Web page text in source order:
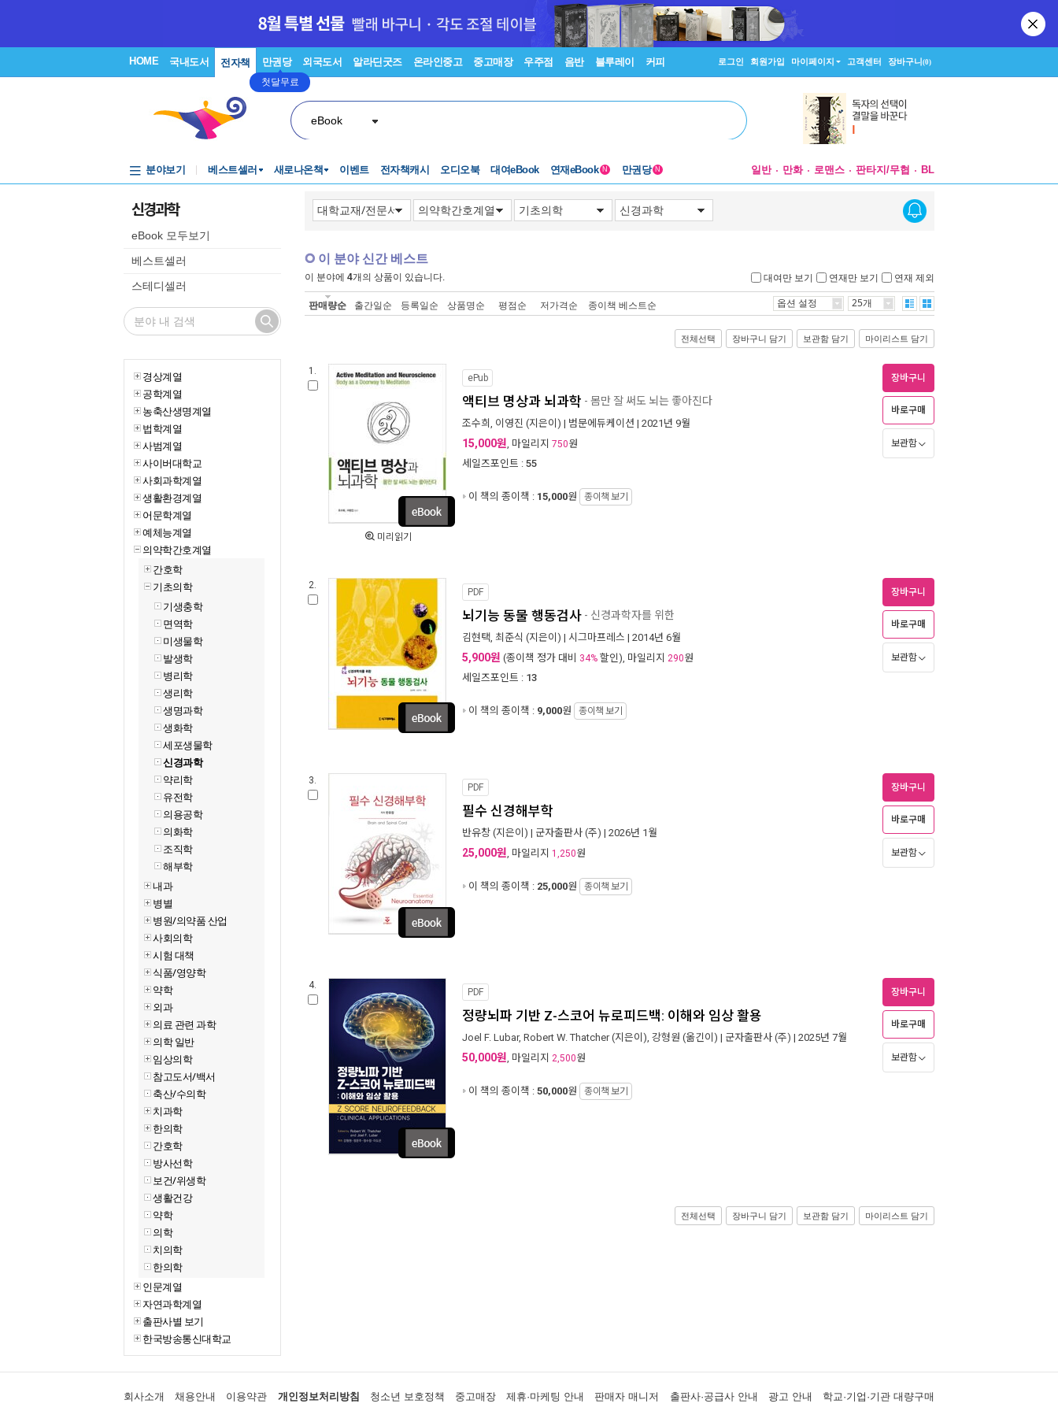
HOME 국내도서 전자책 만권당
첫달무료
외국도서 알라딘굿즈 온라인중고 중고매장 우주점 음반 블루레이 커피 로그인 회원가입 마이페이지 고객센터 장바구니(0)
eBook
분야보기 베스트셀러 새로나온책 이벤트 전자책캐시 오디오북 대여eBook 연재eBook N 만권당 N 일반 만화 로맨스 판타지/무협 BL
신경과학
eBook 모두보기
베스트셀러
스테디셀러
경상계열
공학계열
농축산생명계열
법학계열
사범계열
사이버대학교
사회과학계열
생활환경계열
어문학계열
예체능계열
의약학간호계열
간호학
기초의학
기생충학
면역학
미생물학
발생학
병리학
생리학
생명과학
생화학
세포생물학
신경과학
약리학
유전학
의용공학
의화학
조직학
해부학
내과
병별
병원/의약품 산업
사회의학
시험 대책
식품/영양학
약학
외과
의료 관련 과학
의학 일반
임상의학
참고도서/백서
축산/수의학
치과학
한의학
간호학
방사선학
보건/위생학
생활건강
약학
의학
치의학
한의학
인문계열
자연과학계열
출판사별 보기
한국방송통신대학교
이 분야 신간 베스트
이 분야에 4개의 상품이 있습니다. 대여만 보기 연재만 보기 연재 제외
판매량순 출간일순 등록일순 상품명순 평점순 저가격순 종이책 베스트순 옵션 설정 25개
전체선택 장바구니 담기 보관함 담기 마이리스트 담기
1.
미리읽기
ePub
액티브 명상과 뇌과학 - 몸만 잘 써도 뇌는 좋아진다
조수희 , 이영진 (지은이) | 범문에듀케이션 | 2021년 9월
15,000원, 마일리지 750원
세일즈포인트 : 55
이 책의 종이책 : 15,000원 종이책 보기
장바구니
바로구매
보관함
2.
PDF
뇌기능 동물 행동검사 - 신경과학자를 위한
김현택, 최준식 (지은이) | 시그마프레스 | 2014년 6월
5,900원 (종이책 정가 대비 34% 할인), 마일리지 290원
세일즈포인트 : 13
이 책의 종이책 : 9,000원 종이책 보기
장바구니
바로구매
보관함
3.
PDF
필수 신경해부학
반유창 (지은이) | 군자출판사 (주) | 2026년 1월
25,000원, 마일리지 1,250원
이 책의 종이책 : 25,000원 종이책 보기
장바구니
바로구매
보관함
4.
PDF
정량뇌파 기반 Z-스코어 뉴로피드백: 이해와 임상 활용
Joel F. Lubar, Robert W. Thatcher(지은이), 강형원 (옮긴이) | 군자출판사 (주) | 2025년 7월
50,000원, 마일리지 2,500원
이 책의 종이책 : 50,000원 종이책 보기
장바구니
바로구매
보관함
전체선택 장바구니 담기 보관함 담기 마이리스트 담기
회사소개 채용안내 이용약관 개인정보처리방침 청소년 보호정책 중고매장 제휴·마케팅 안내 판매자 매니저 출판사·공급사 안내 광고 안내 학교·기업·기관 대량구매